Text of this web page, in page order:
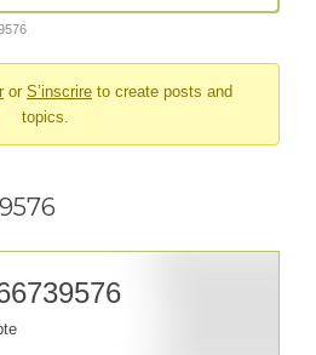
or S’inscrire to create posts and
topics.